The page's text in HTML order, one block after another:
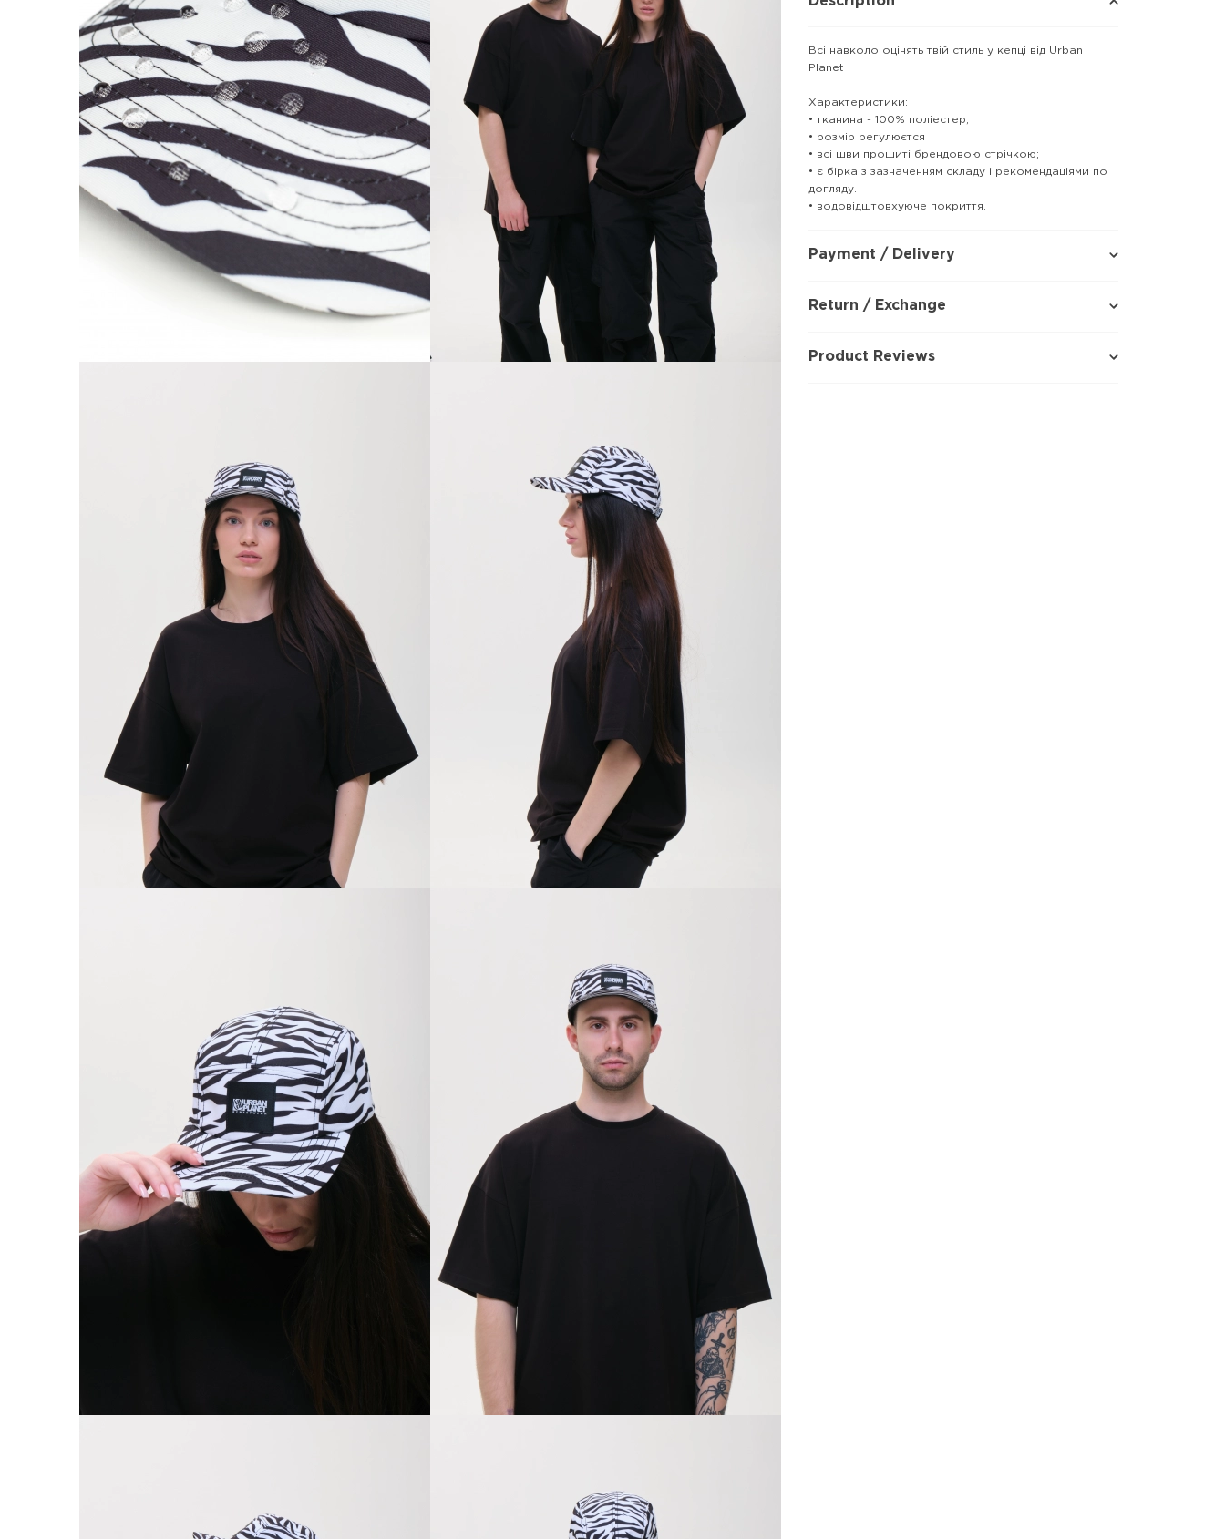
Всі навколо оцінять твій стиль у кепці від Urban
Planet
Характеристики:
• тканина - 100% поліестер;
• розмір регулюєтся
• всі шви прошиті брендовою стрічкою;
• є бірка з зазначенням складу і рекомендаціями по
догляду.
• водовідштовхуюче покриття.
Payment / Delivery
Return / Exchange
Product Reviews